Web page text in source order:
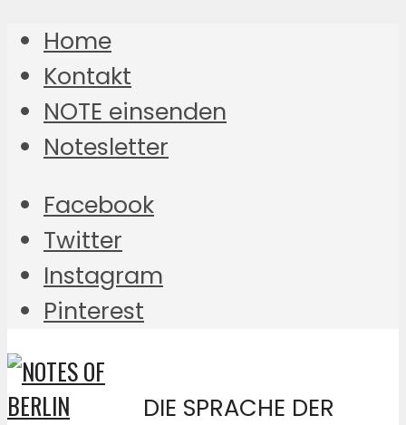
Home
Kontakt
NOTE einsenden
Notesletter
Facebook
Twitter
Instagram
Pinterest
DIE SPRACHE DER